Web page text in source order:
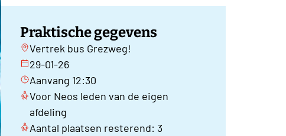
Praktische gegevens
Vertrek bus Grezweg!
29-01-26
Aanvang 12:30
Voor Neos leden van de eigen
afdeling
Aantal plaatsen resterend: 3